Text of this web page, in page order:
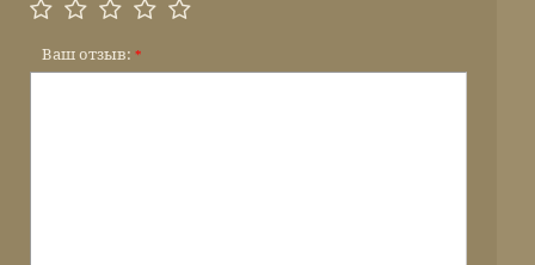
Ваш отзыв: *